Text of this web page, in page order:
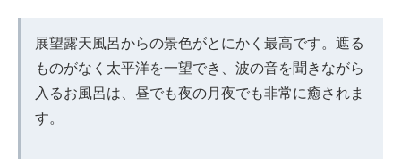
展望露天風呂からの景色がとにかく最高です。遮る
ものがなく太平洋を一望でき、波の音を聞きながら
入るお風呂は、昼でも夜の月夜でも非常に癒されま
す。